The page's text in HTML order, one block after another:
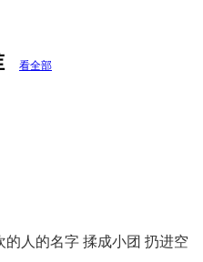
看全部
人的名字 揉成小团 扔进空